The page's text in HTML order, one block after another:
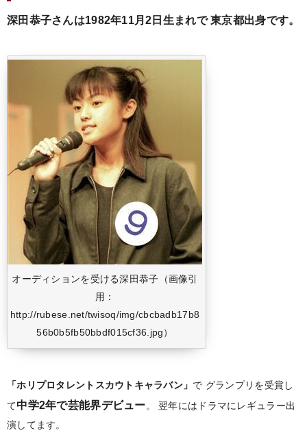
深田恭子さんは1982年11月2日生まれで 東京都出身です。
オーディションを受ける深田恭子（画像引
用：
http://rubese.net/twisoq/img/cbcbadb17b8
56b0b5fb50bbdf015cf36.jpg）
「ホリプロタレントスカウトキャラバン」 で グランプリを受賞し
て中学2年で芸能界デビュー。
翌年にはドラマにレギュラー出
演してます。